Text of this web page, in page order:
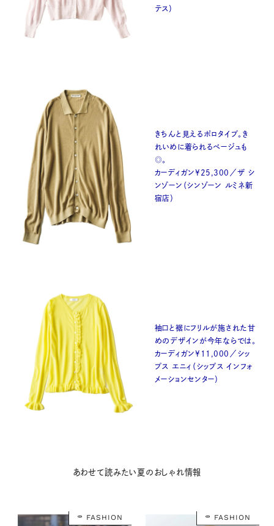
テス）
きちんと見えるポロタイプ。き
れいめに着られるベージュも
◎。
カーディガン¥25,300／ザ シ
ンゾーン（シンゾーン ルミネ新
宿店）
袖口と裾にフリルが施された甘
めのデザインが今年ならでは。
カーディガン¥11,000／シッ
プス エニィ（シップス インフォ
メーションセンター）
あわせて読みたい夏のおしゃれ情報
FASHION FASHION